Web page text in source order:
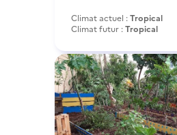
Climat actuel :Tropical
Climat futur :Tropical